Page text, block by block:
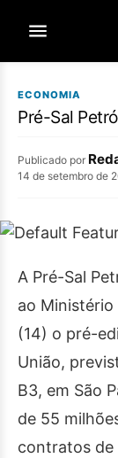
ECONOMIA
Pré-Sal
Publicado por
14 de setembro de
A Pré-Sal
ao Ministério
(14) o pré-
União,
B3, em São
de 55
contratos de